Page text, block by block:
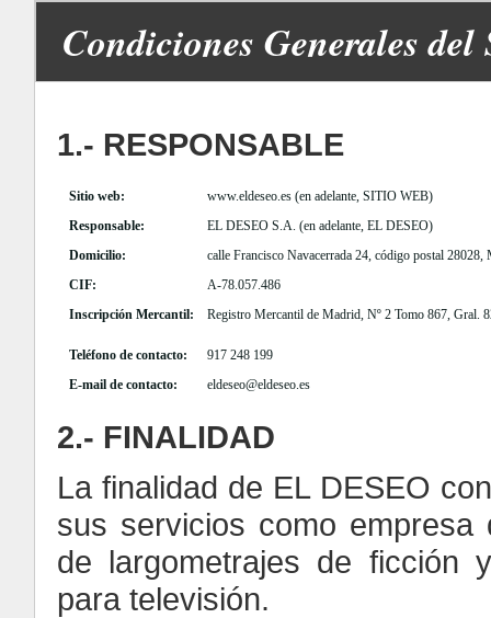
Condiciones Generales
1.- RESPONSABLE
Sitio web:
www.eldeseo.es (en adelante, SITIO WEB)
Responsable:
EL DESEO S.A. (en adelante, EL DESEO)
Domicilio:
calle Francisco Navacerrada 24, código postal 28028,
CIF:
A-78.057.486
Inscripción Mercantil:
Registro Mercantil de Madrid, Nº 2 Tomo 867, Gral.
Teléfono de contacto:
917 248 199
E-mail de contacto:
eldeseo@eldeseo.es
2.- FINALIDAD
La finalidad de EL DESEO
sus servicios como empresa
de largometrajes de ficción
para televisión.